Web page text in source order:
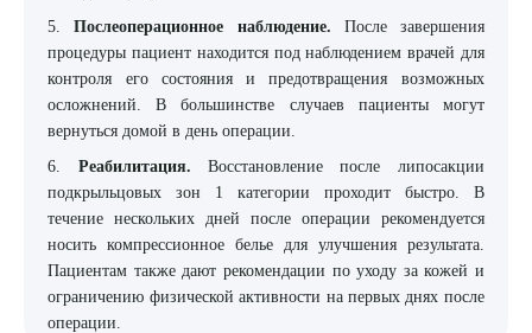
5.Послеоперационное наблюдение. После завершения
процедуры пациент находится под наблюдением врачей для
контроля его состояния и предотвращения возможных
осложнений. В большинстве случаев пациенты могут
вернуться домой в день операции.
6. Реабилитация. Восстановление после липосакции
подкрыльцовых зон 1 категории проходит быстро. В
течение нескольких дней после операции рекомендуется
носить компрессионное белье для улучшения результата.
Пациентам также дают рекомендации по уходу за кожей и
ограничению физической активности на первых днях после
операции.